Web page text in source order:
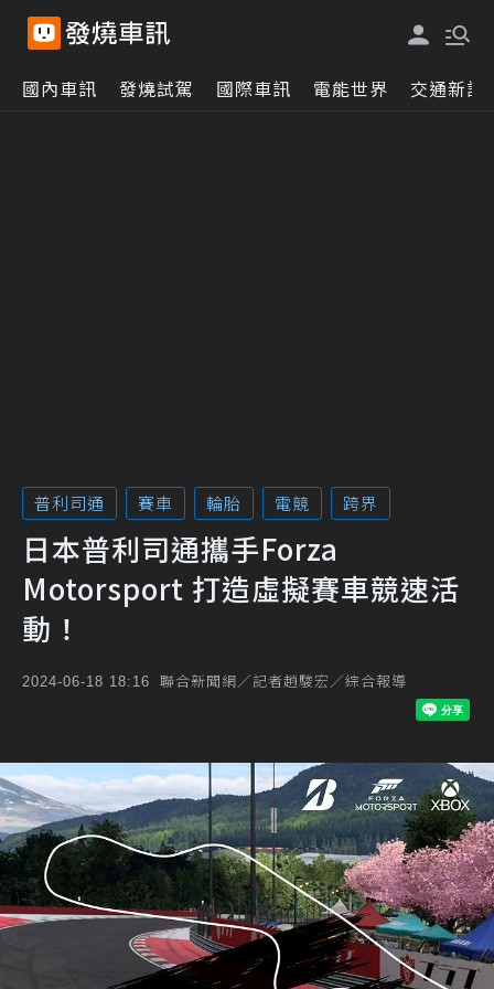
國內車訊 發燒試駕 國際車訊 電能世界 交通新訊
普利司通 賽車 輪胎 電競 跨界
日本普利司通攜手Forza
Motorsport 打造虛擬賽車競速活
動！
2024-06-18 18:16 聯合新聞網／記者趙駿宏／綜合報導